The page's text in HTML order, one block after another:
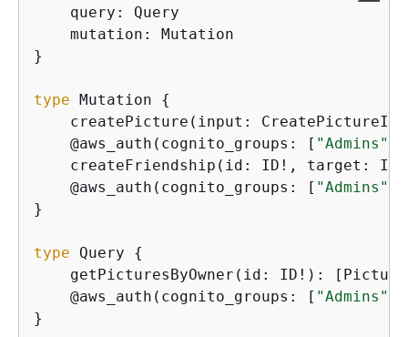
    query: Query
    mutation: Mutation
}
type Mutation {
createPicture(input:
    @aws_auth(cognito_groups: [
"Admins"
createFriendship(id: ID!, target:
    @aws_auth(cognito_groups: [
"Admins"
}
type Query {
getPicturesByOwner(id: ID!):
    @aws_auth(cognito_groups: [
"Admins"
}